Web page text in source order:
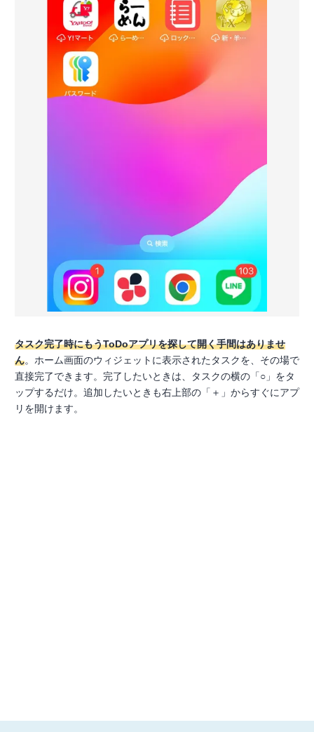
タスク完了時にもうToDoアプリを探して開く手間はありませ
ん。ホーム画面のウィジェットに表示されたタスクを、その場で
直接完了できます。完了したいときは、タスクの横の「○」をタ
ップするだけ。追加したいときも右上部の「＋」からすぐにアプ
リを開けます。